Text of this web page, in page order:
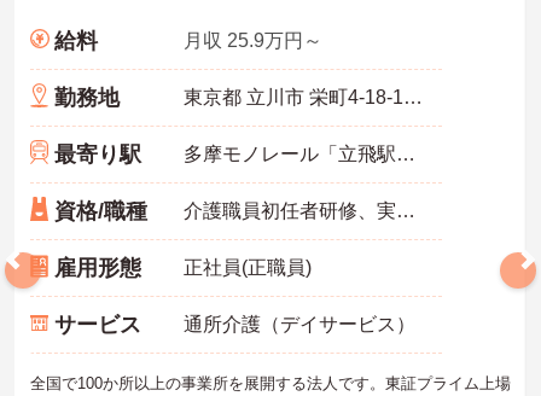
給料 月収 25.9万円～
勤務地 東京都 立川市 栄町4-18-1 エクセル立川101号
最寄り駅 多摩モノレール「立飛駅」徒歩11分
資格/職種 介護職員初任者研修、実務者研修のいずれか
雇用形態 正社員(正職員)
サービス 通所介護（デイサービス）
全国で100か所以上の事業所を展開する法人です。東証プライム上場